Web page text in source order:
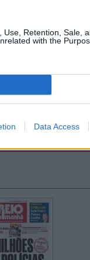
Retention, Sale,
with the
Data Access